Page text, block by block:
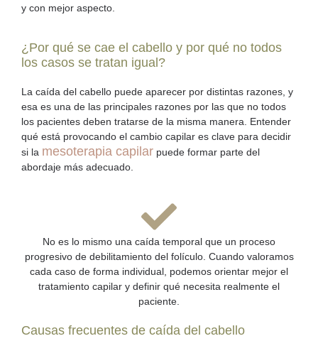
y con mejor aspecto.
¿Por qué se cae el cabello y por qué no todos
los casos se tratan igual?
La caída del cabello puede aparecer por distintas razones, y
esa es una de las principales razones por las que no todos
los pacientes deben tratarse de la misma manera. Entender
qué está provocando el cambio capilar es clave para decidir
si la mesoterapia capilar puede formar parte del
abordaje más adecuado.
No es lo mismo una caída temporal que un proceso
progresivo de debilitamiento del folículo. Cuando valoramos
cada caso de forma individual, podemos orientar mejor el
tratamiento capilar y definir qué necesita realmente el
paciente.
Causas frecuentes de caída del cabello